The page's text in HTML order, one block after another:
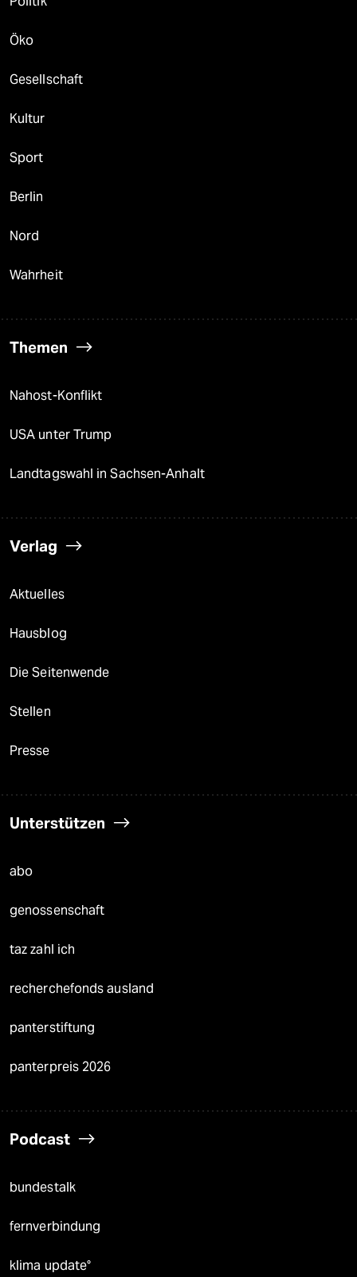
Öko
Gesellschaft
Kultur
Sport
Berlin
Nord
Wahrheit
Themen
Nahost-Konflikt
USA unter Trump
Landtagswahl in Sachsen-Anhalt
Verlag
Aktuelles
Hausblog
Die Seitenwende
Stellen
Presse
Unterstützen
abo
genossenschaft
taz zahl ich
recherchefonds ausland
panterstiftung
panterpreis 2026
Podcast
bundestalk
fernverbindung
klima update°